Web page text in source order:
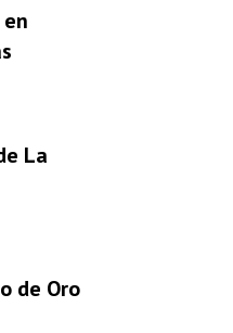
La
de Oro